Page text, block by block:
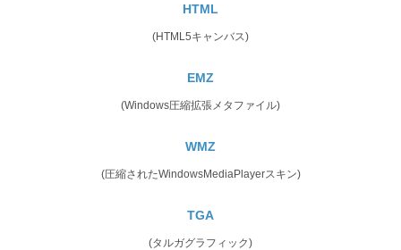
HTML
(HTML5キャンバス)
EMZ
(Windows圧縮拡張メタファイル)
WMZ
(圧縮されたWindowsMediaPlayerスキン)
TGA
(タルガグラフィック)